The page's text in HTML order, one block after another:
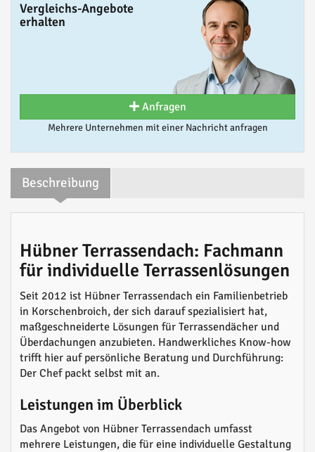
Vergleichs-Angebote
erhalten
Anfragen
Mehrere Unternehmen mit einer Nachricht anfragen
Beschreibung
Hübner Terrassendach: Fachmann
für individuelle Terrassenlösungen
Seit 2012 ist Hübner Terrassendach ein Familienbetrieb
in Korschenbroich, der sich darauf spezialisiert hat,
maßgeschneiderte Lösungen für Terrassendächer und
Überdachungen anzubieten. Handwerkliches Know-how
trifft hier auf persönliche Beratung und Durchführung:
Der Chef packt selbst mit an.
Leistungen im Überblick
Das Angebot von Hübner Terrassendach umfasst
mehrere Leistungen, die für eine individuelle Gestaltung